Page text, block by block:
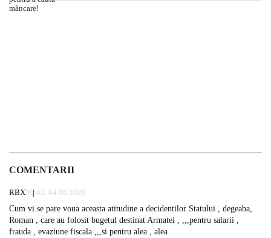
COMENTARII
RBX00:42, 04.06.2026
Cum vi se pare voua aceasta atitudine a decidentilor Statului , degeaba,
Roman , care au folosit bugetul destinat Armatei , ,,,pentru salarii ,
frauda , evaziune fiscala ,,,si pentru alea , alea